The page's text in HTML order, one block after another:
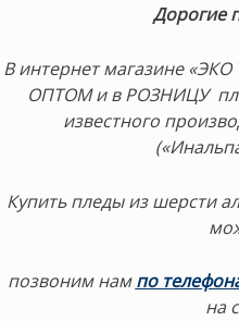
Дорогие
В интернет магазине
ОПТОМ и в РОЗНИЦУ
известного
Купить пледы из шерсти
позвоним нампо
на